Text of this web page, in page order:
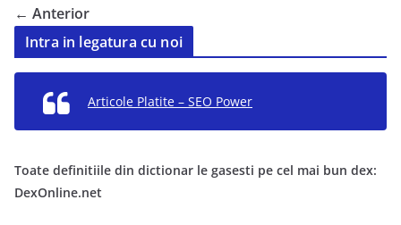
← Anterior
Intra in legatura cu noi
Articole Platite – SEO Power
Toate definitiile din dictionar le gasesti pe cel mai bun dex:
DexOnline.net